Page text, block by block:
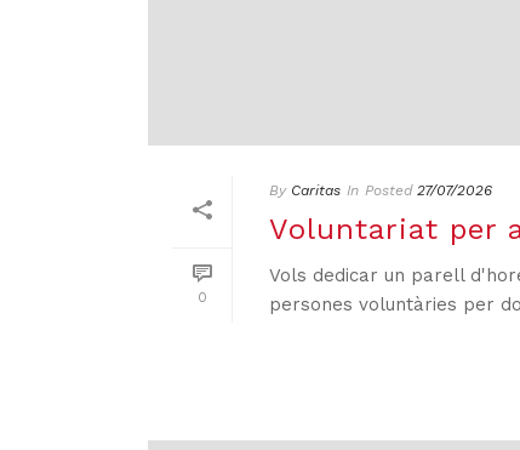
0
By Caritas In Posted 27/07/2026
Voluntariat per
Vols dedicar un parell
persones voluntàries per